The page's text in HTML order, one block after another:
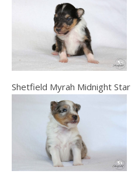
Shetfield Myrah Midnight Star